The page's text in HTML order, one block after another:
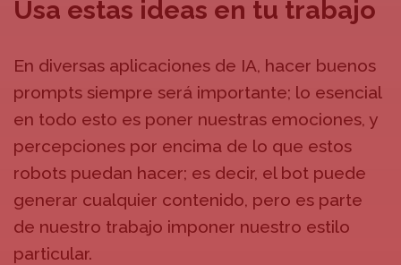
Usa estas ideas en tu trabajo
En diversas aplicaciones de IA, hacer buenos
prompts siempre será importante; lo esencial
en todo esto es poner nuestras emociones, y
percepciones por encima de lo que estos
robots puedan hacer; es decir, el bot puede
generar cualquier contenido, pero es parte
de nuestro trabajo imponer nuestro estilo
particular.